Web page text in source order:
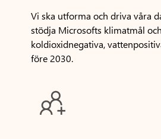
Vi ska utforma och driva våra
stödja Microsofts klimatmål
koldioxidnegativa,
före 2030.
